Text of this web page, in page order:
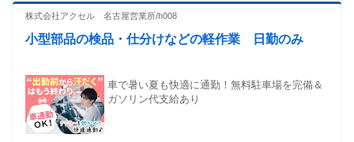
ドライバーやトラック運転手として働きたい方 ・ルート配送
としてのキャリアを積みたい方 ・中距離配送や長距離配送の
ス運転手としてのスキルを磨きたい方
株式会社アクセル 名古屋営業所/h008
小型部品の検品・仕分けなどの軽作業 日勤のみ
車で暑い夏も快適に通勤！無料駐車場を完備＆
ガソリン代支給あり